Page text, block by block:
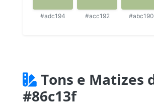
#adc194 #acc192 #abc190
Tons e Matizes
#86c13f